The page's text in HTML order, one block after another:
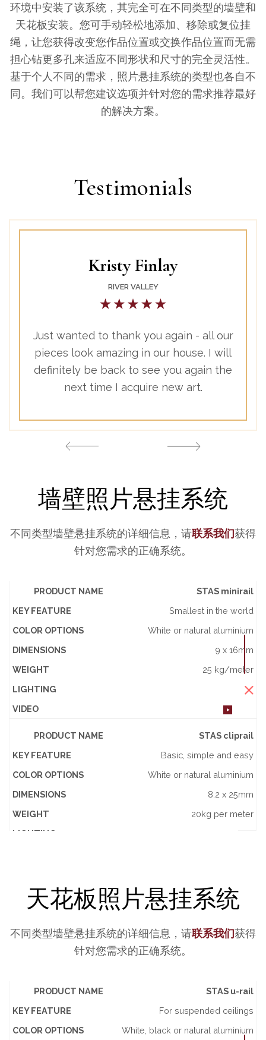
环境中安装了该系统，其完全可在不同类型的墙壁和
天花板安装。您可手动轻松地添加、移除或复位挂
绳，让您获得改变您作品位置或交换作品位置而无需
担心钻更多孔来适应不同形状和尺寸的完全灵活性。
基于个人不同的需求，照片悬挂系统的类型也各自不
同。我们可以帮您建议选项并针对您的需求推荐最好
的解决方案。
Testimonials
Kristy Finlay
RIVER VALLEY
Just wanted to thank you again - all our
pieces look amazing in our house. I will
definitely be back to see you again the
next time I acquire new art.
墙壁照片悬挂系统
不同类型墙壁悬挂系统的详细信息，请联系我们获得
针对您需求的正确系统。
PRODUCT
KEY
DIMENSIONS WEIGHT
PRODUCT NAME
STAS minirail
KEY FEATURE
Smallest in the world
COLOR OPTIONS
White or natural aluminium
DIMENSIONS
9 x 16mm
WEIGHT
25 kg/meter
LIGHTING
VIDEO
PRODUCT NAME
STAS cliprail
KEY FEATURE
Basic, simple and easy
COLOR OPTIONS
White or natural aluminium
DIMENSIONS
8.2 x 25mm
WEIGHT
20kg per meter
LIGHTING
KEY FEATURE
Fits straight to the ceiling with no gap
DIMENSIONS
8.2 x 32mm
VIDEO
PRODUCT NAME
STAS cliprail pro
天花板照片悬挂系统
不同类型墙壁悬挂系统的详细信息，请联系我们获得
针对您需求的正确系统。
PRODUCT
KEY
DIMENSIONS WEIGHT
PRODUCT NAME
STAS u-rail
KEY FEATURE
For suspended ceilings
COLOR OPTIONS
White, black or natural aluminium